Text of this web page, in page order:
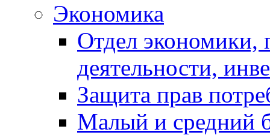
Экономика
Отдел экономики,
деятельности,
Защита прав
Малый и средний